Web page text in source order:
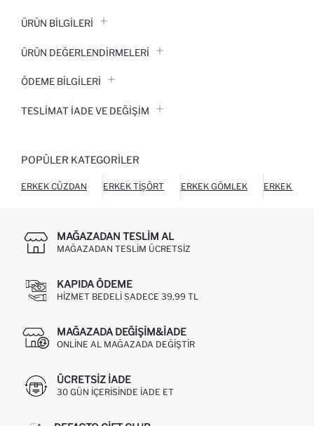
ÜRÜN BILGILERI
ÜRÜN DEĞERLENDİRMELERİ
ÖDEME BİLGİLERİ
TESLIMAT İADE VE DEĞIŞIM
POPÜLER KATEGORILER
ERKEK CÜZDAN ERKEK TIŞÖRT ERKEK GÖMLEK ERKEK
MAĞAZADAN TESLIM AL
MAĞAZADAN TESLIM ÜCRETSIZ
KAPIDA ÖDEME
HIZMET BEDELI SADECE 39,99 TL
MAĞAZADA DEĞIŞIM&İADE
ONLINE AL MAĞAZADA DEĞIŞTIR
ÜCRETSIZ IADE
30 GÜN IÇERISINDE IADE ET